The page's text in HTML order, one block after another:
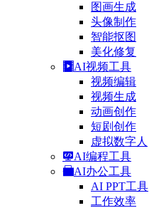
图画生成
头像制作
智能抠图
美化修复
AI视频工具
视频编辑
视频生成
动画创作
短剧创作
虚拟数字人
AI编程工具
AI办公工具
AI PPT工具
工作效率